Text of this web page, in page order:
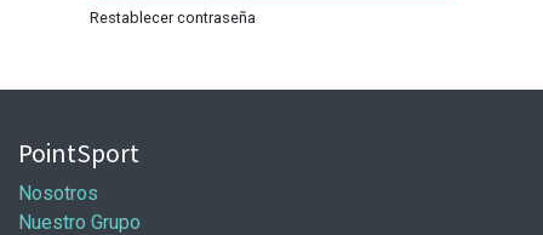
Restablecer contraseña
PointSport
Nosotros
Nuestro Grupo